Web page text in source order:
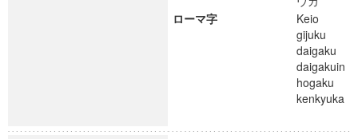
ローマ字
Keio
gijuku
daigaku
daigakuin
hogaku
kenkyuka